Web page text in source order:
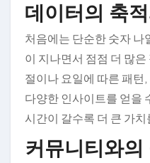
데이터의 축
처음에는 단순한 숫자
이 지나면서 점점 더 많
절이나 요일에 따른 패턴
다양한 인사이트를 얻을
시간이 갈수록 더 큰 가
커뮤니티와의